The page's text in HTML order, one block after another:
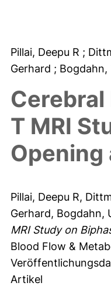
Pillai, Deepu R ;
Gerhard ; Bogdahn,
T MRI
Opening
Pillai, Deepu R,
Gerhard, Bogdahn,
MRI Study on
Blood Flow &
Artikel